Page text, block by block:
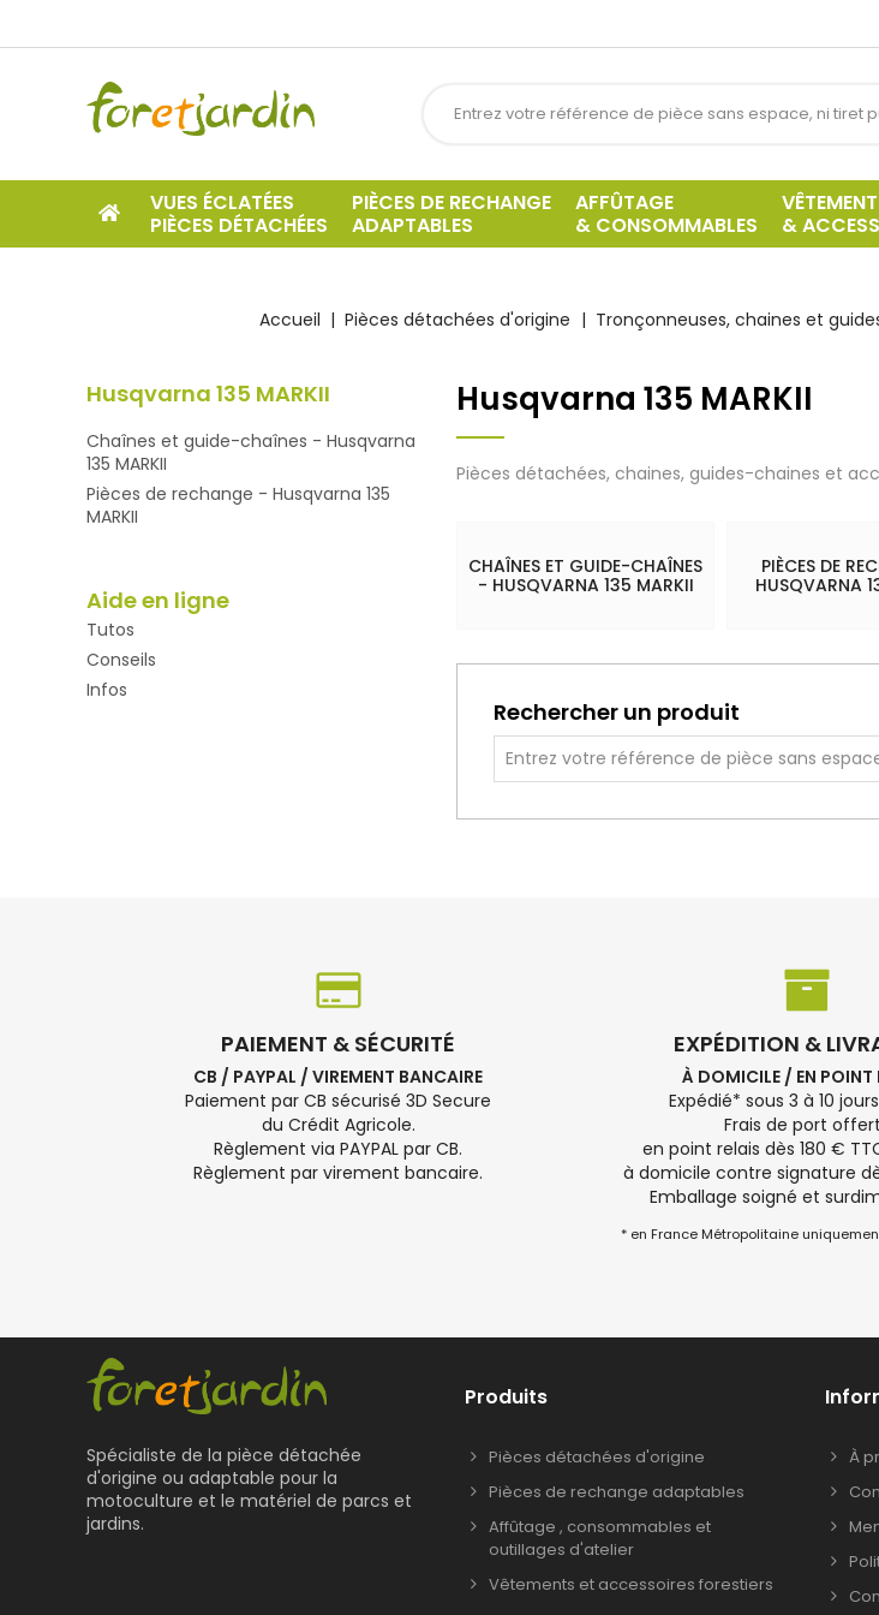
VUES ÉCLATÉES
PIÈCES DÉTACHÉES
PIÈCES DE RECHANGE
ADAPTABLES
AFFÛTAGE
& CONSOMMABLES
&
Accueil Pièces détachées d'origine Tronçonneuses, chaines et
Husqvarna 135 MARKII
Chaînes et guide-chaînes - Husqvarna
135 MARKII
Pièces de rechange - Husqvarna 135
MARKII
Aide en ligne
Tutos
Conseils
Infos
Husqvarna 135 MARKII
Pièces détachées, chaines, guides-chaines et
CHAÎNES ET GUIDE-CHAÎNES
- HUSQVARNA 135 MARKII
PIÈCES DE
HUSQVARNA
Rechercher un produit
PAIEMENT & SÉCURITÉ
CB / PAYPAL / VIREMENT BANCAIRE
Paiement par CB sécurisé 3D Secure
du Crédit Agricole.
Règlement via PAYPAL par CB.
Règlement par virement bancaire.
EXPÉDITION &
À DOMICILE / EN POINT
Expédié* sous 3 à 10
Frais de port
en point relais dès 180 €
à domicile contre signature
Emballage soigné et
* en France Métropolitaine
Spécialiste de la pièce détachée
d'origine ou adaptable pour la
motoculture et le matériel de parcs et
jardins.
Produits
Pièces détachées d'origine
Pièces de rechange adaptables
Affûtage , consommables et
outillages d'atelier
Vêtements et accessoires forestiers
À